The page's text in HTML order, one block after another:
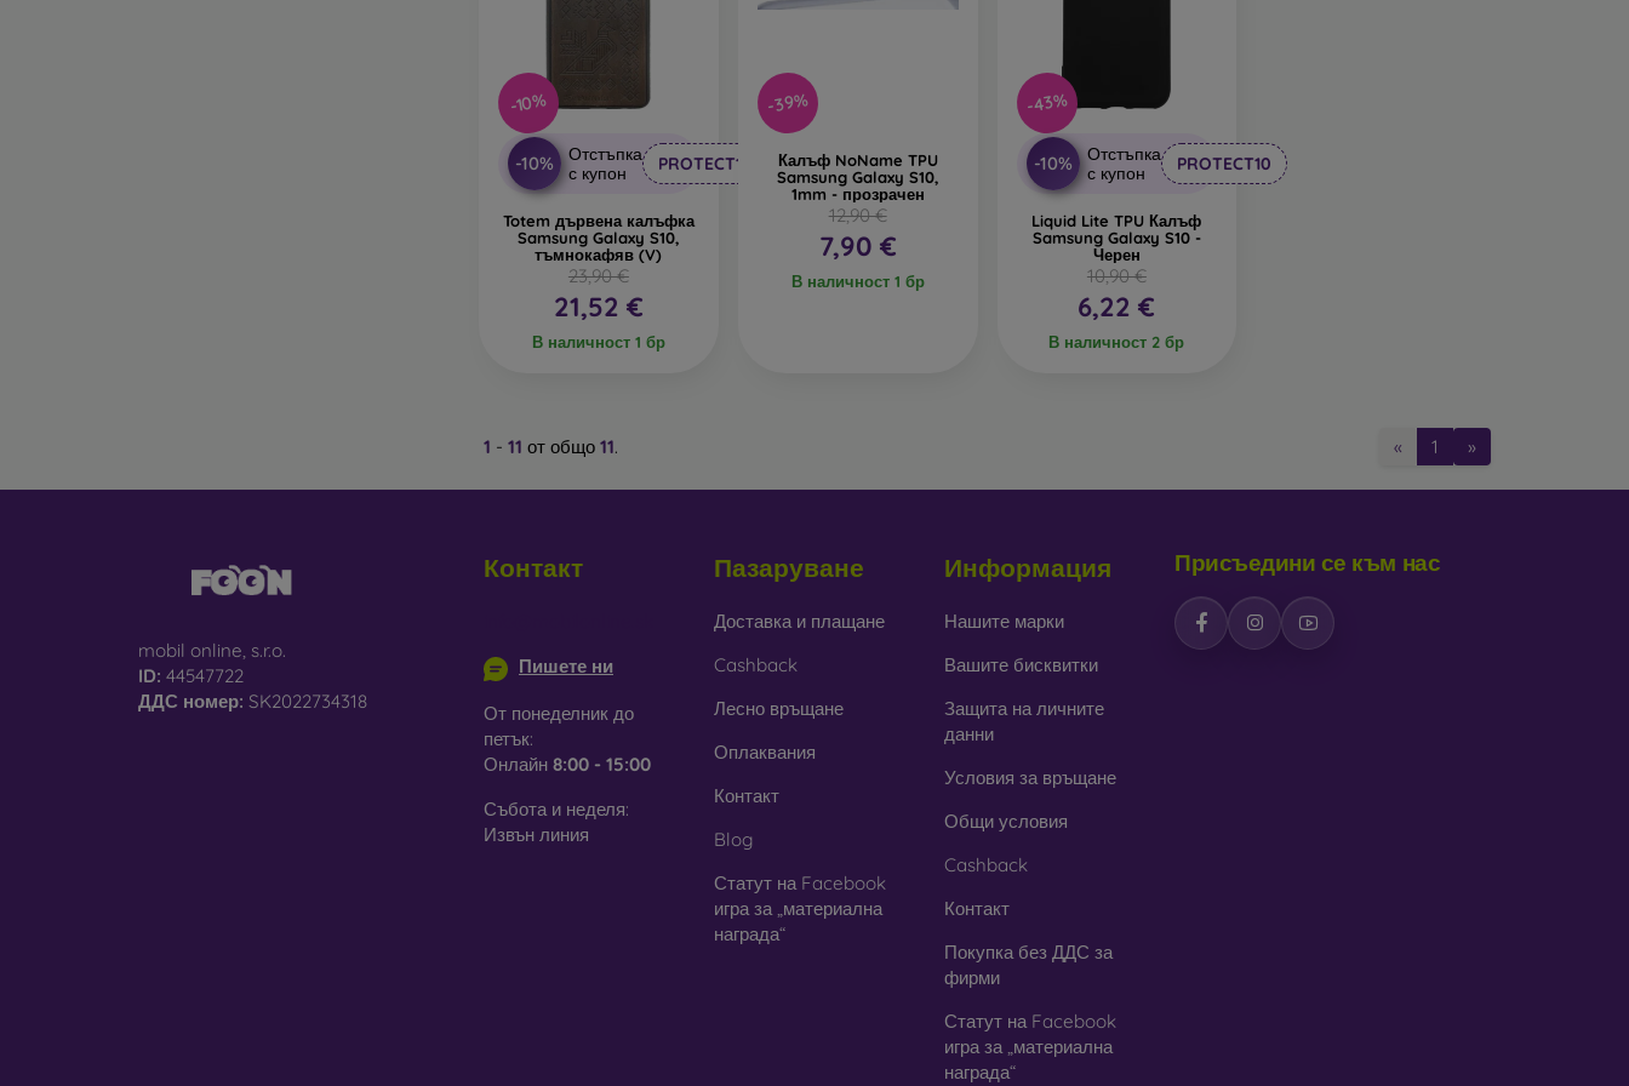
-10%
-10%
Отстъпка
с купон
PROTECT10
Totem дървена калъфка
Samsung Galaxy S10,
тъмнокафяв (V)
23,90 €
21,52 €
В наличност 1 бр
-39%
Калъф NoName TPU
Samsung Galaxy S10,
1mm - прозрачен
12,90 €
7,90 €
В наличност 1 бр
-43%
-10%
Отстъпка
с купон
PROTECT10
Liquid Lite TPU Калъф
Samsung Galaxy S10 -
Черен
10,90 €
6,22 €
В наличност 2 бр
1 - 11 от общо 11. « 1 »
mobil online, s.r.o.
ID: 44547722
ДДС ​​номер: SK2022734318
Контакт
Пишете ни
От понеделник до
петък:
Онлайн 8:00 - 15:00
Събота и неделя:
Извън линия
Пазаруване
Доставка и плащане
Cashback
Лесно връщане
Оплаквания
Контакт
Blog
Статут на Facebook
игра за „материална
награда“
Информация
Нашите марки
Вашите бисквитки
Защита на личните
данни
Условия за връщане
Общи условия
Cashback
Контакт
Покупка без ДДС за
фирми
Статут на Facebook
игра за „материална
награда“
Присъедини се към нас